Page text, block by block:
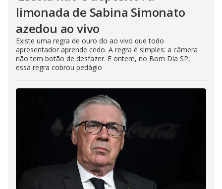
limonada de Sabina Simonato
azedou ao vivo
Existe uma regra de ouro do ao vivo que todo
apresentador aprende cedo. A regra é simples: a câmera
não tem botão de desfazer. E ontem, no Bom Dia SP,
essa regra cobrou pedágio